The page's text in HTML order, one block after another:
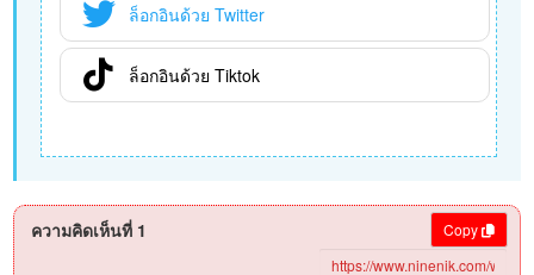
ล็อกอินด้วย Twitter
ล็อกอินด้วย Tiktok
ความคิดเห็นที่ 1 Copy